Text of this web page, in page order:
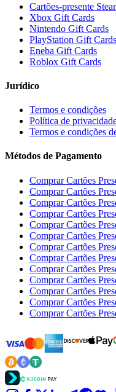
Cartões-presente
Xbox Gift Cards
Nintendo Gift Cards
PlayStation Gift Cards
Eneba Gift Cards
Roblox Gift Cards
Jurídico
Termos e condições
Política de
Termos e condições
Métodos de Pagamento
Comprar Cartões
Comprar Cartões
Comprar Cartões
Comprar Cartões
Comprar Cartões
Comprar Cartões
Comprar Cartões
Comprar Cartões
Comprar Cartões
Comprar Cartões
Comprar Cartões
Comprar Cartões
Comprar Cartões